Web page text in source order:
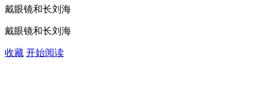
戴眼镜和长刘海
戴眼镜和长刘海
收藏 开始阅读